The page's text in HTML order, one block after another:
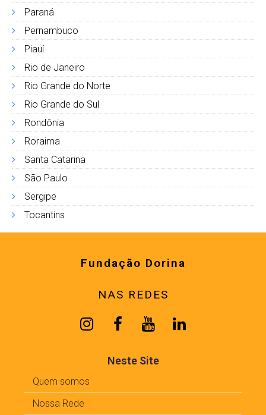
Paraná
Pernambuco
Piauí
Rio de Janeiro
Rio Grande do Norte
Rio Grande do Sul
Rondônia
Roraima
Santa Catarina
São Paulo
Sergipe
Tocantins
Fundação Dorina
NAS REDES
Neste Site
Quem somos
Nossa Rede